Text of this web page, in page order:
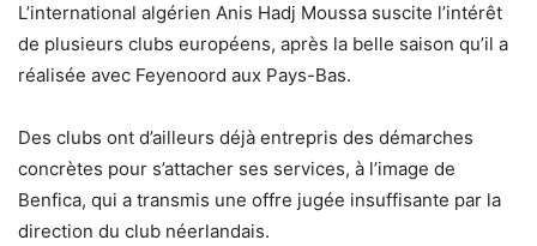
L’international algérien Anis Hadj Moussa suscite l’intérêt
de plusieurs clubs européens, après la belle saison qu’il a
réalisée avec Feyenoord aux Pays-Bas.
Des clubs ont d’ailleurs déjà entrepris des démarches
concrètes pour s’attacher ses services, à l’image de
Benfica, qui a transmis une offre jugée insuffisante par la
direction du club néerlandais.